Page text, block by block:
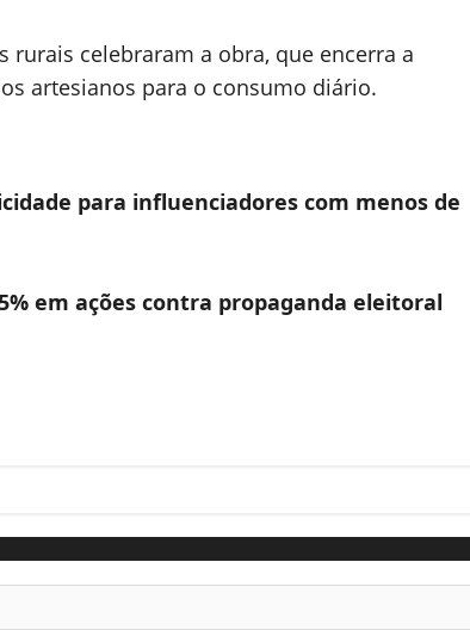
rurais celebraram a obra, que encerra a
artesianos para o consumo diário.
para influenciadores com menos de
em ações contra propaganda eleitoral